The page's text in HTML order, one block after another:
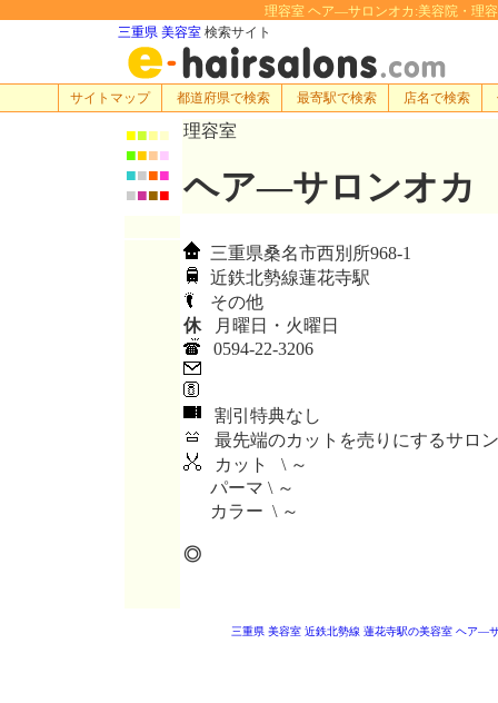
理容室 ヘア―サロンオカ:美容院・理容
三重県 美容室 検索サイト
サイトマップ 都道府県で検索 最寄駅で検索 店名で検索
■■■■
■■■■
■■■■
■■■■
理容室
ヘア―サロンオカ
三重県桑名市西別所968-1
近鉄北勢線蓮花寺駅
その他
休月曜日・火曜日
0594-22-3206
割引特典なし
最先端のカットを売りにするサロ
カット \ ～
パーマ \ ～
カラー \ ～
◎
三重県 美容室 近鉄北勢線 蓮花寺駅の美容室 ヘア―